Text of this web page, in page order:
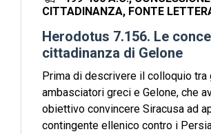
CITTADINANZA, FONTE
Herodotus 7.156. Le
cittadinanza di Gelone
Prima di descrivere il colloquio tra
ambasciatori greci e Gelone, che
obiettivo convincere Siracusa ad
contingente ellenico contro i